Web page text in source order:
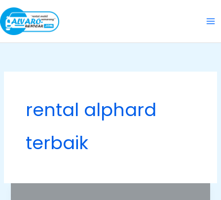
Skip
to
content
rental alphard
terbaik